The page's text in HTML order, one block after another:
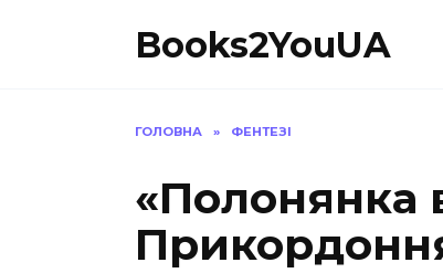
Books2YouUA
ГОЛОВНА » ФЕНТЕЗІ
«Полонянка